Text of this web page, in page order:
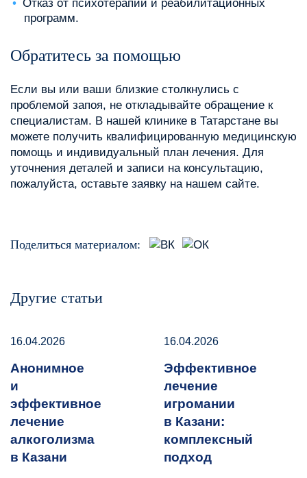
Отказ от психотерапии и реабилитационных
программ.
Обратитесь за помощью
Если вы или ваши близкие столкнулись с
проблемой запоя, не откладывайте обращение к
специалистам. В нашей клинике в Татарстане вы
можете получить квалифицированную медицинскую
помощь и индивидуальный план лечения. Для
уточнения деталей и записи на консультацию,
пожалуйста, оставьте заявку на нашем сайте.
Поделиться материалом:
Другие статьи
16.04.2026
Анонимное
и
эффективное
лечение
алкоголизма
в Казани
16.04.2026
Эффективное
лечение
игромании
в Казани:
комплексный
подход